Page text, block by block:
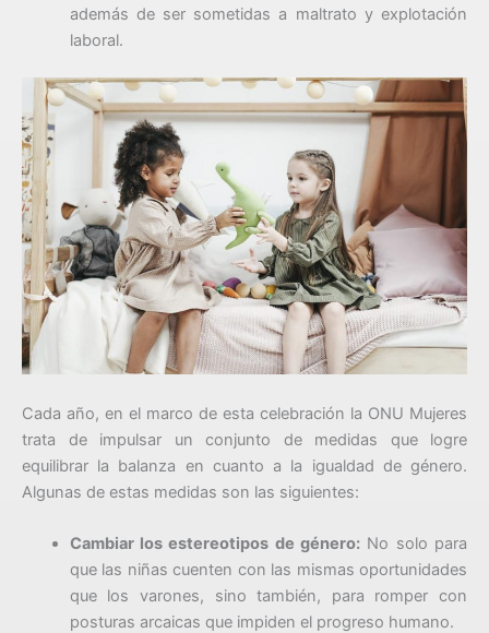
además de ser sometidas a maltrato y explotación
laboral.
Cada año, en el marco de esta celebración la ONU Mujeres
trata de impulsar un conjunto de medidas que logre
equilibrar la balanza en cuanto a la igualdad de género.
Algunas de estas medidas son las siguientes:
Cambiar los estereotipos de género: No solo para
que las niñas cuenten con las mismas oportunidades
que los varones, sino también, para romper con
posturas arcaicas que impiden el progreso humano.